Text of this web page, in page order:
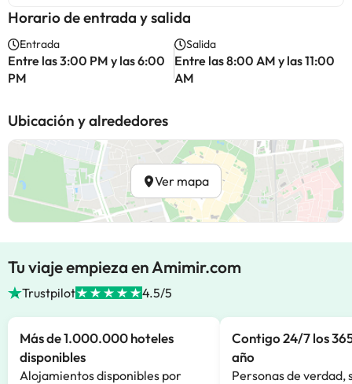
Horario de entrada y salida
Entrada
Entre las 3:00 PM y las 6:00
PM
Salida
Entre las 8:00 AM y las 11:00
AM
Ubicación y alrededores
Ver mapa
Tu viaje empieza en Amimir.com
Trustpilot 4.5/5
Más de 1.000.000 hoteles
disponibles
Alojamientos disponibles por
Contigo 24/7 los
año
Personas de verdad,